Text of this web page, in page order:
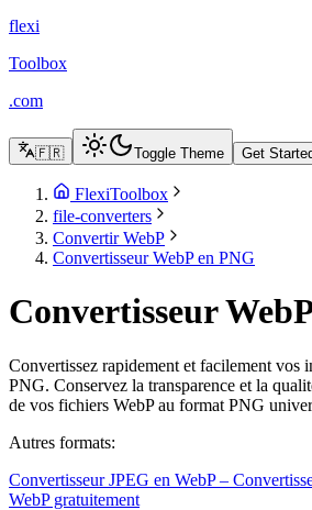
flexi
Toolbox
.com
🇫🇷 Toggle Theme Get
FlexiToolbox
file-converters
Convertir WebP
Convertisseur WebP en PNG
Convertisseur
Convertissez rapidement et facilement vos
PNG. Conservez la transparence et la
de vos fichiers WebP au format PNG
Autres formats:
Convertisseur JPEG en WebP –
WebP gratuitement